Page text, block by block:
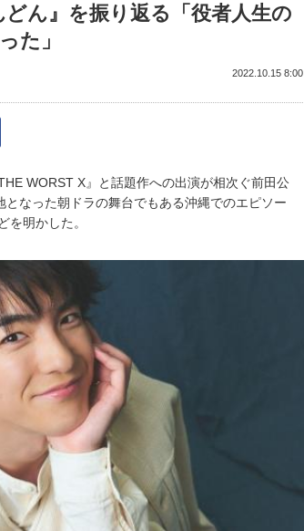
どん』を振り返る「役者人生の
た」
2022.10.15 8:00
WORST X』と話題作への出演が相次ぐ前田公
なった朝ドラの舞台でもある沖縄でのエピソー
を明かした。